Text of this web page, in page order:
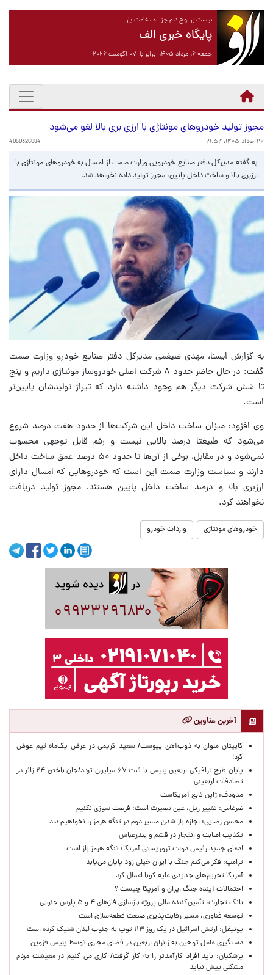
نیست بر لوح دلم جز الف قامت یار
پایگاه خبری الف
جمعه ۱۶ مرداد ۱۴۰۵ برابر با ۰۷ آگوست ۲۰۲۶
مجوز تولید خودروهای مونتاژی‌ با ارزی بری بالا لغو می‌شود
۲۶ خرداد ۱۴۰۵، ۲۱:۵۴ 4050326084
به گفته مدیرکل دفتر صنایع خودرویی وزارت صمت از امسال به خودروهای مونتاژی با
ارزبری بالا و ساخت داخل پایین، مجوز تولید داده نخواهد شد.
به گزارش ایسنا، مهدی ضیغمی مدیرکل دفتر صنایع خودرو وزارت صمت
گفت: در حال حاضر حدود ۸ شرکت اصلی خودروساز مونتاژی داریم و پنج
تا شش شرکت دیگر هم وجود داشته دارد که تیراژ تولیدشان پایین‌تر
است.
وی افزود: میزان ساخت داخل این شرکت‌ها از حدود هفت درصد شروع
می‌شود که طبیعتا درصد بالایی نیست و رقم قابل توجهی محسوب
نمی‌شود و در مقابل، برخی از آن‌ها تا حدود ۵۰ درصد عمق ساخت داخل
دارند و سیاست وزارت صمت این است که خودروهایی که امسال دارای
ارزبری بالا و درصد ساخت داخل پایین هستند، مجوز تولید دریافت
نخواهند کرد.
خودروهای مونتاژی واردات خودرو
آخرین عناوین
کاپیتان ملوان به ذوب‌آهن پیوست/ سعید کریمی در عرض یک‌ماه تیم عوض
کرد!
پایان طرح ترافیکی اربعین پلیس با ثبت ۶۷ میلیون تردد/جان باختن ۲۴ زائر در
تصادفات اربعینی
مدودف: ژاپن تابع آمریکاست
ضرغامی: تغییر ریل، عین بصیرت است؛ فرصت سوزی نکنیم
محسن رضایی: اجازه باز شدن مسیر دوم در تنگه هرمز را نخواهیم داد
تکذیب اصابت و انفجار در قشم و بندرعباس
ادعای جدید رئیس دولت تروریستی آمریکا: تنگه هرمز باز است
ترامپ: فکر می‌کنم جنگ با ایران خیلی زود پایان می‌یابد
آمریکا تحریم‌های جدیدی علیه کوبا اعمال کرد
احتمالات آینده جنگ ایران و آمریکا چیست ؟
بانک تجارت، تأمین‌کننده مالی پروژه بازسازی فازهای ۴ و ۵ پارس جنوبی
توسعه فناوری، مسیر رقابت‌پذیری صنعت قطعه‌سازی است
یونیفل: ارتش اسرائیل در یک روز ۱۱۳ توپ به جنوب لبنان شلیک کرده است
دستگیری عامل توهین به زائران اربعین در فضای مجازی توسط پلیس قزوین
پزشکیان: باید افراد کارآمدتر را به کار گرفت/ کاری می کنیم در معیشت مردم
مشکلی پیش نیاید